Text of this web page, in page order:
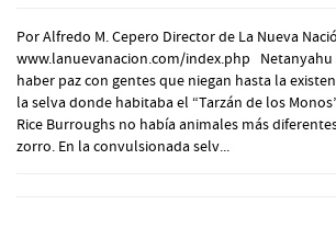
Por Alfredo M. Cepero Director de La Nueva
www.lanuevanacion.com/index.php Netanyahu
haber paz con gentes que niegan hasta la
la selva donde habitaba el “Tarzán de los
Rice Burroughs no había animales más
zorro. En la convulsionada selv...